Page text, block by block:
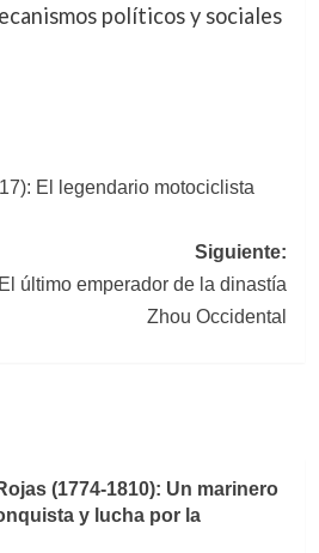
políticos y sociales
El legendario motociclista
Siguiente:
último emperador de la dinastía
Zhou Occidental
(1774-1810): Un marinero
y lucha por la